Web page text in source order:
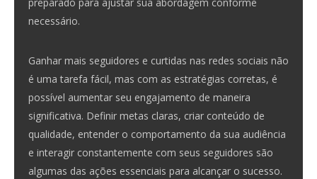
preparado para ajustar sua abordagem conforme
necessário.
Ganhar mais seguidores e curtidas nas redes sociais não
é uma tarefa fácil, mas com as estratégias corretas, é
possível aumentar seu engajamento de maneira
significativa. Definir metas claras, criar conteúdo de
qualidade, entender o comportamento da sua audiência
e interagir constantemente com seus seguidores são
algumas das ações essenciais para alcançar o sucesso.